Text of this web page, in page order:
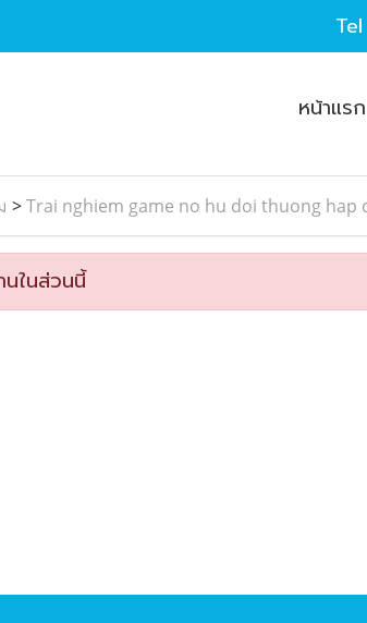
หน้าแรก
>Trai nghiem game no hu doi thuong hap
นในส่วนนี้